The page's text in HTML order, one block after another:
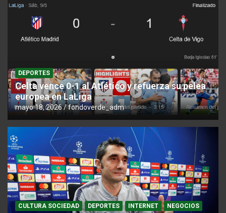
DEPORTES
Celta vence 0-1 al Atlético y refuerza su pelea
europea en LaLiga
mayo 18, 2026 fondoverde_adm
CULTURA SOCIEDAD DEPORTES INTERNET NEGOCIOS